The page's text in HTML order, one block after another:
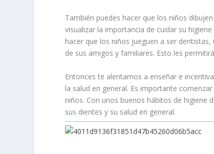
También puedes hacer que los niños
visualizar la importancia de cuidar su
hacer que los niños jueguen a ser
de sus amigos y familiares. Esto les
Entonces te alentamos a enseñar e
la salud en general. Es importante
niños. Con unos buenos hábitos de higiene
sus dientes y su salud en general.